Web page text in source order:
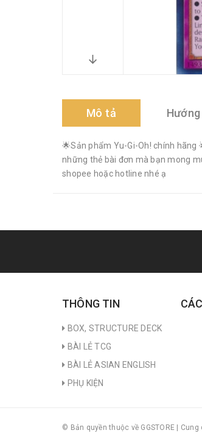
Mô tả
🌟Sản phẩm Yu-Gi-Oh! chính
những thẻ bài đơn mà bạn mong
shopee hoặc hotline nhé ạ
THÔNG TIN
BOX, STRUCTURE DECK
BÀI LẺ TCG
BÀI LẺ ASIAN ENGLISH
PHỤ KIỆN
© Bản quyền thuộc về GGSTORE | Cung